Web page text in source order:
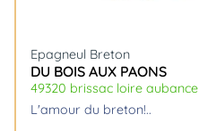
Epagneul Breton
DU BOIS AUX PAONS
49320 brissac loire aubance
l'amour du breton!